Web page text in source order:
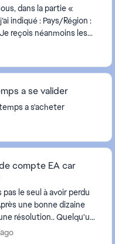
Pays/Région :
a se valider
a s'acheter
compte EA car
Quelqu'un
pour...